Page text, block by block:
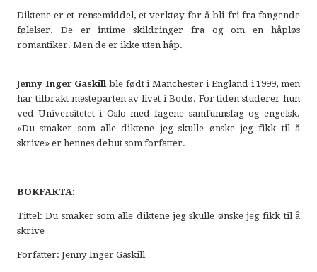
Diktene er et rensemiddel, et verktøy for å bli fri fra fangende
følelser. De er intime skildringer fra og om en håpløs
romantiker. Men de er ikke uten håp.
Jenny Inger Gaskillble født i Manchester i England i 1999, men
har tilbrakt mesteparten av livet i Bodø. For tiden studerer hun
ved Universitetet i Oslo med fagene samfunnsfag og engelsk.
«Du smaker som alle diktene jeg skulle ønske jeg fikk til å
skrive» er hennes debut som forfatter.
BOKFAKTA:
Tittel: Du smaker som alle diktene jeg skulle ønske jeg fikk til å
skrive
Forfatter: Jenny Inger Gaskill